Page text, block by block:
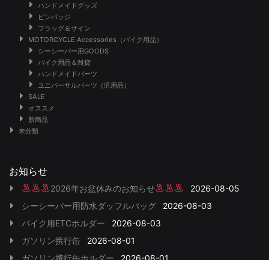
ハンドメイドグッズ
ピンバッジ
フラッグ＆サイン
MOTORCYCLE Accessories（バイク用品）
シーシーバー用GOODS
バイク用品＆雑貨
ハンドメイドパーツ
ユニバーサルパーツ（汎用品）
SALE
オススメ
新商品
未分類
お知らせ
2026年お盆休みのお知らせ
2026-08-05
シーシーバー用防水ダッフルバッグ
2026-08-03
バイク用ETCホルダー
2026-08-03
ガソリン携行缶
2026-08-01
ガソリン携行缶ホルダー
2026-08-01